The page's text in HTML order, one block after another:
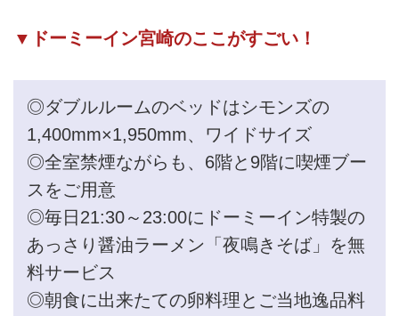
▼ドーミーイン宮崎のここがすごい！
◎ダブルルームのベッドはシモンズの
1,400mm×1,950mm、ワイドサイズ
◎全室禁煙ながらも、6階と9階に喫煙ブー
スをご用意
◎毎日21:30～23:00にドーミーイン特製の
あっさり醤油ラーメン「夜鳴きそば」を無
料サービス
◎朝食に出来たての卵料理とご当地逸品料